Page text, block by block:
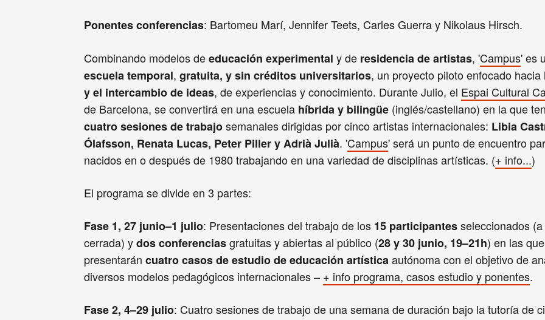
Ponentes conferencias: Bartomeu Marí, Jennifer Teets, Carles Guerra y Nikolaus Hirsch.
Combinando modelos deeducación experimental y de residencia de artistas, 'Campus' es
escuela temporal, gratuita, y sin créditos universitarios, un proyecto piloto enfocado
y el intercambio de ideas, de experiencias y conocimiento. Durante Julio, el Espai Cultural
de Barcelona, se convertirá en una escuela híbrida y bilingüe (inglés/castellano) en la que
cuatro sesiones de trabajosemanales dirigidas por cinco artistas internacionales: Libia
Ólafsson, Renata Lucas, Peter Piller y Adrià Julià. 'Campus' será un punto de encuentro
nacidos en o después de 1980 trabajando en una variedad de disciplinas artísticas. (+ info...)
El programa se divide en 3 partes:
Fase 1, 27 junio–1 julio: Presentaciones del trabajo de los 15 participantesseleccionados
cerrada) ydos conferenciasgratuitas y abiertas al público (28 y 30 junio, 19–21h) en las
presentarán cuatro casos de estudio de educación artísticaautónoma con el objetivo de
diversos modelos pedagógicos internacionales – + info programa, casos estudio y ponentes.
Fase 2, 4–29 julio: Cuatro sesiones de trabajo de una semana de duración bajo la tutoría de